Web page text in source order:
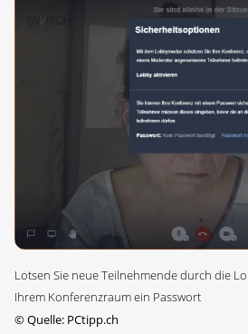
Lotsen Sie neue Teilnehmende durch die
Ihrem Konferenzraum ein Passwort
©Quelle: PCtipp.ch